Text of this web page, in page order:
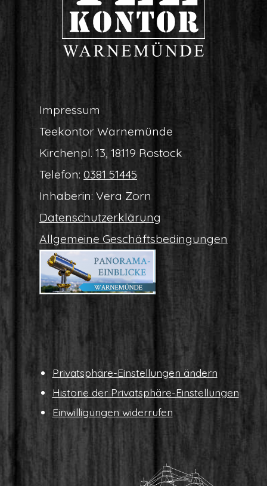
Impres­sum
Tee­kon­tor Warnemünde
Kir­chen­pl. 13, 18119 Rostock
Tele­fon: 0381 51445
Inha­be­rin: Vera Zorn
Daten­schutz­er­klä­rung
All­ge­mei­ne Geschäftsbedingungen
Pri­vat­sphä­re-Ein­stel­lun­gen ändern
His­to­rie der Privatsphäre-Einstellungen
Ein­wil­li­gun­gen widerrufen